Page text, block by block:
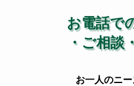
お電話で
・ご相談
お一人のニ